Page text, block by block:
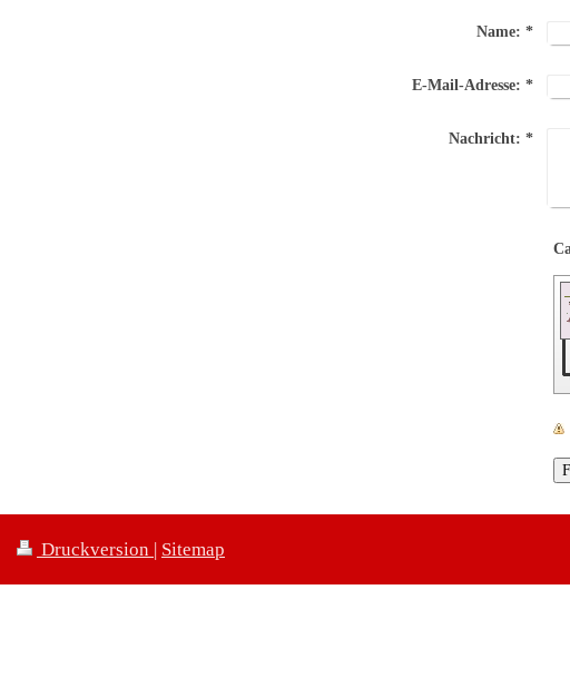
Name: *
E-Mail-Adresse: *
Nachricht: *
Druckversion | Sitemap